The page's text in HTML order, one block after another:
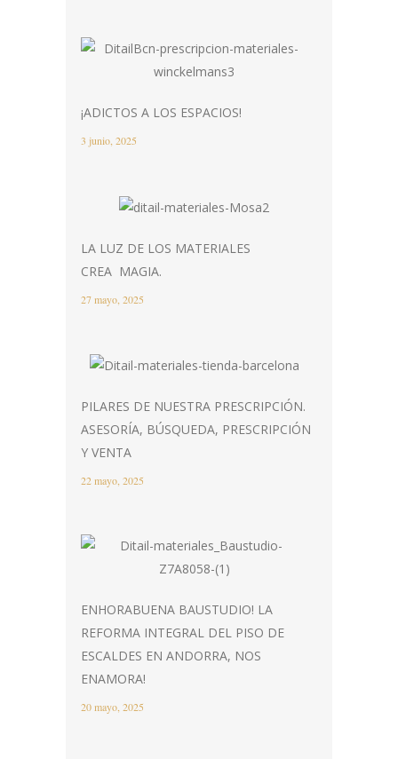
¡ADICTOS A LOS ESPACIOS!
3 junio, 2025
LA LUZ DE LOS MATERIALES
CREA MAGIA.
27 mayo, 2025
PILARES DE NUESTRA PRESCRIPCIÓN.
ASESORÍA, BÚSQUEDA, PRESCRIPCIÓN
Y VENTA
22 mayo, 2025
ENHORABUENA BAUSTUDIO! LA
REFORMA INTEGRAL DEL PISO DE
ESCALDES EN ANDORRA, NOS
ENAMORA!
20 mayo, 2025